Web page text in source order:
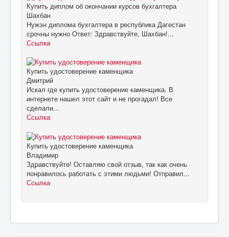
Купить диплом об окончании курсов бухгалтера
Шахбан
Нужэн диплома бухгалтера в республика Дагестан
срочны нужно Ответ: Здравствуйте, Шахбан!...
Ссылка
Купить удостоверение каменщика
Дмитрий
Искал где купить удостоверение каменщика. В
интернете нашел этот сайт и не прогадал! Все
сделали...
Ссылка
Купить удостоверение каменщика
Владимир
Здравствуйте! Оставляю свой отзыв, так как очень
понравилось работать с этими людьми! Отправил...
Ссылка